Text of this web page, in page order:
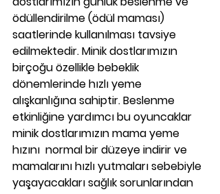
ödüllendirilme (ödül maması)
saatlerinde kullanılması tavsiye
edilmektedir. Minik dostlarımızın
birçoğu özellikle bebeklik
dönemlerinde hızlı yeme
alışkanlığına sahiptir. Beslenme
etkinliğine yardımcı bu oyuncaklar
minik dostlarımızın mama yeme
hızını  normal bir düzeye indirir ve
mamalarını hızlı yutmaları sebebiyle
yaşayacakları sağlık sorunlarından